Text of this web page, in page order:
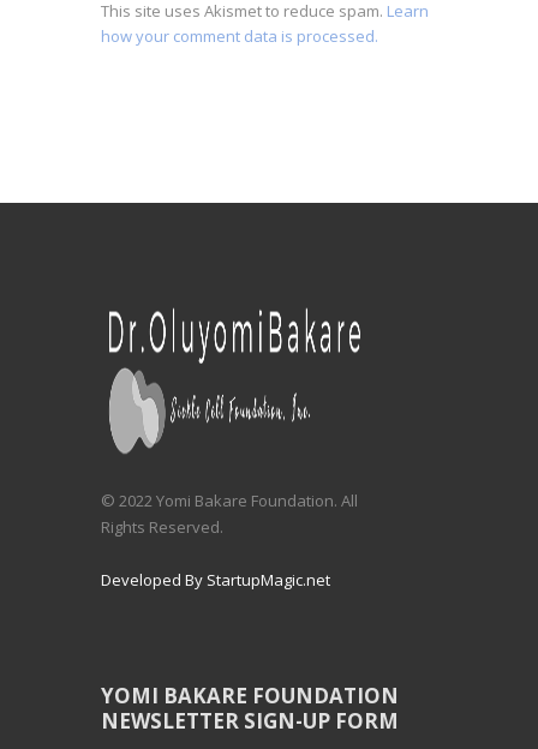
This site uses Akismet to reduce spam. Learn
how your comment data is processed.
© 2022 Yomi Bakare Foundation. All
Rights Reserved.
Developed By StartupMagic.net
YOMI BAKARE FOUNDATION
NEWSLETTER SIGN-UP FORM